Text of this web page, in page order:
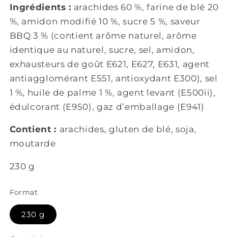
Ingrédients : arachides 60 %, farine de blé 20
%, amidon modifié 10 %, sucre 5 %, saveur
BBQ 3 % (contient arôme naturel, arôme
identique au naturel, sucre, sel, amidon,
exhausteurs de goût E621, E627, E631, agent
antiagglomérant E551, antioxydant E300), sel
1 %, huile de palme 1 %, agent levant (E500ii),
édulcorant (E950), gaz d’emballage (E941)
Contient : arachides, gluten de blé, soja,
moutarde
230 g
Format
230 g